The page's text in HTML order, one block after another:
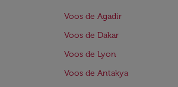
Voos de Agadir
Voos de Dakar
Voos de Lyon
Voos de Antakya